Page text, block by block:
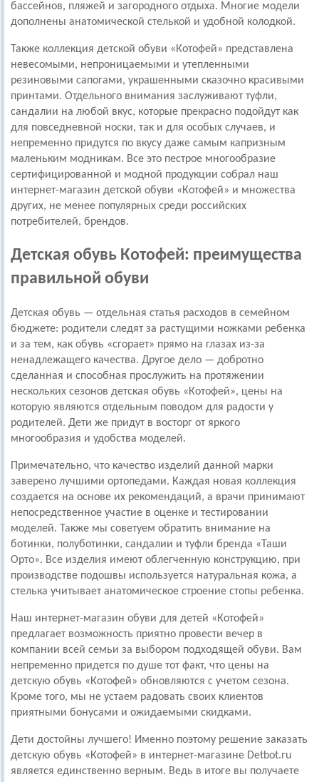
бассейнов, пляжей и загородного отдыха. Многие модели
дополнены анатомической стелькой и удобной колодкой.
Также коллекция детской обуви «Котофей» представлена
невесомыми, непроницаемыми и утепленными
резиновыми сапогами, украшенными сказочно красивыми
принтами. Отдельного внимания заслуживают туфли,
сандалии на любой вкус, которые прекрасно подойдут как
для повседневной носки, так и для особых случаев, и
непременно придутся по вкусу даже самым капризным
маленьким модникам. Все это пестрое многообразие
сертифицированной и модной продукции собрал наш
интернет-магазин детской обуви «Котофей» и множества
других, не менее популярных среди российских
потребителей, брендов.
Детская обувь Котофей: преимущества
правильной обуви
Детская обувь — отдельная статья расходов в семейном
бюджете: родители следят за растущими ножками ребенка
и за тем, как обувь «сгорает» прямо на глазах из-за
ненадлежащего качества. Другое дело — добротно
сделанная и способная прослужить на протяжении
нескольких сезонов детская обувь «Котофей», цены на
которую являются отдельным поводом для радости у
родителей. Дети же придут в восторг от яркого
многообразия и удобства моделей.
Примечательно, что качество изделий данной марки
заверено лучшими ортопедами. Каждая новая коллекция
создается на основе их рекомендаций, а врачи принимают
непосредственное участие в оценке и тестировании
моделей. Также мы советуем обратить внимание на
ботинки, полуботинки, сандалии и туфли бренда «Таши
Орто». Все изделия имеют облегченную конструкцию, при
производстве подошвы используется натуральная кожа, а
стелька учитывает анатомическое строение стопы ребенка.
Наш интернет-магазин обуви для детей «Котофей»
предлагает возможность приятно провести вечер в
компании всей семьи за выбором подходящей обуви. Вам
непременно придется по душе тот факт, что цены на
детскую обувь «Котофей» обновляются с учетом сезона.
Кроме того, мы не устаем радовать своих клиентов
приятными бонусами и ожидаемыми скидками.
Дети достойны лучшего! Именно поэтому решение заказать
детскую обувь «Котофей» в интернет-магазине Detbot.ru
является единственно верным. Ведь в итоге вы получаете